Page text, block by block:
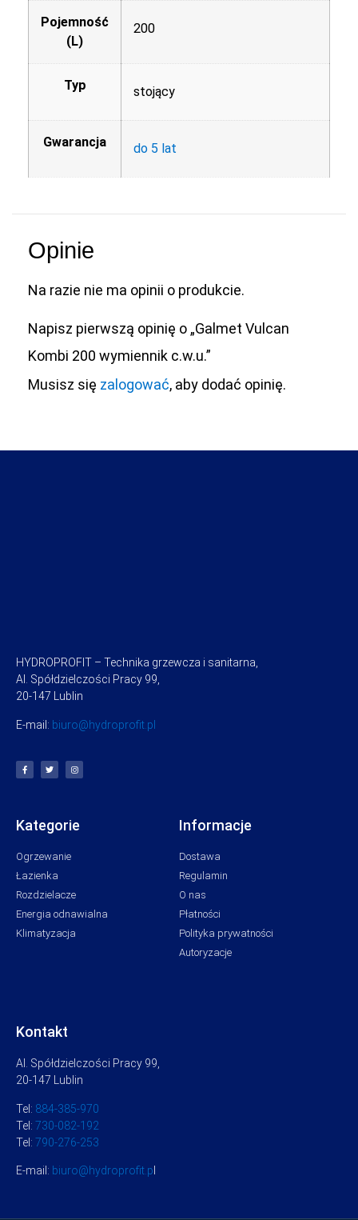
Pojemność
(L)
200
Typ stojący
Gwarancja do 5 lat
Opinie
Na razie nie ma opinii o produkcie.
Napisz pierwszą opinię o „Galmet Vulcan
Kombi 200 wymiennik c.w.u.”
Musisz się zalogować, aby dodać opinię.
HYDROPROFIT – Technika grzewcza i sanitarna,
Al. Spółdzielczości Pracy 99,
20-147 Lublin
E-mail: biuro@hydroprofit.pl
Kategorie
Ogrzewanie
Łazienka
Rozdzielacze
Energia odnawialna
Klimatyzacja
Informacje
Dostawa
Regulamin
O nas
Płatności
Polityka prywatności
Autoryzacje
Kontakt
Al. Spółdzielczości Pracy 99,
20-147 Lublin
Tel: 884-385-970
Tel: 730-082-192
Tel: 790-276-253
E-mail: biuro@hydroprofit.p